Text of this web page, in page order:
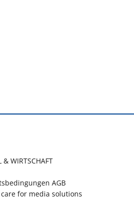
WIRTSCHAFT
AGB
for media solutions